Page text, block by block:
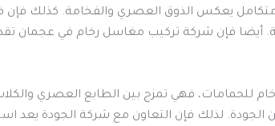
يعكس الذوق العصري والفخامة. كذلك
أيضا فإن شركة تركيب مغاسل رخام في عجمان
للحمامات، فهي تمزج بين الطابع العصري
الجودة. لذلك فإن التعاون مع شركة الجودة يعد